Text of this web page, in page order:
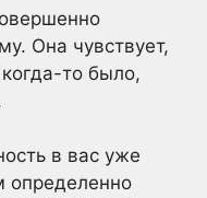
Она чувствует,
то было,
в вас уже
определенно